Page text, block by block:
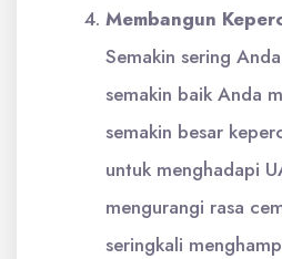
Membangun
Semakin sering
semakin baik Anda
semakin besar
untuk menghadapi
mengurangi rasa
seringkali